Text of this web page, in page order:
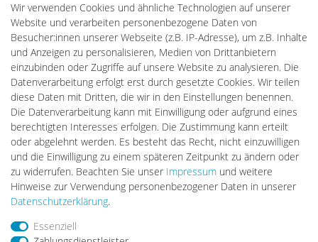
Batteriespeicher
PlentiSolar
Gebrauchtlicht
Ledkauf
DEYESOLAR
Lightech Connect
CardanLight Europe
FORTIMO LEDs
LED-RETROSHOP
Wallbox24
Impressum
Wir verwenden Cookies und ähnliche Technologien auf unserer
Website und verarbeiten personenbezogene Daten von
Besucher:innen unserer Webseite (z.B. IP-Adresse), um z.B. Inhalte
und Anzeigen zu personalisieren, Medien von Drittanbietern
einzubinden oder Zugriffe auf unsere Website zu analysieren. Die
Datenverarbeitung erfolgt erst durch gesetzte Cookies. Wir teilen
diese Daten mit Dritten, die wir in den Einstellungen benennen.
Die Datenverarbeitung kann mit Einwilligung oder aufgrund eines
berechtigten Interesses erfolgen. Die Zustimmung kann erteilt
oder abgelehnt werden. Es besteht das Recht, nicht einzuwilligen
und die Einwilligung zu einem späteren Zeitpunkt zu ändern oder
zu widerrufen. Beachten Sie unser Impressum und weitere
Hinweise zur Verwendung personenbezogener Daten in unserer
Daten­schutz­erklärung.
Essenziell